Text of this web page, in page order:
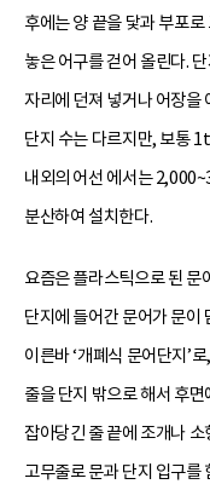
후에는 양 끝을 닻과 부포
놓은 어구를 걷어 올린다.
자리에 던져 넣거나 어장을
단지 수는 다르지만, 보통
내외의 어선 에서는
분산하여 설치한다.
요즘은 플라스틱으로 된 문
단지에 들어간 문어가 문이
이른바 ‘개폐식 문어단지’
줄을 단지 밖으로 해서 후
잡아당긴 줄 끝에 조개나
고무줄로 문과 단지 입구를